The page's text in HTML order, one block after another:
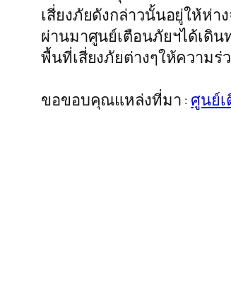
เสี่ยงภัยดังกล่าวนั้นอยู่ให้ห่
ผ่านมาศูนย์เตือนภัยฯได้เดิ
พื้นที่เสี่ยงภัยต่างๆให้ความร่
ขอขอบคุณแหล่งที่มา : ศูนย์